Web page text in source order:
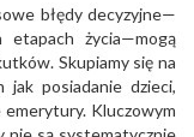
błędy decyzyjne—
etapach życia—mogą
Skupiamy się na
jak posiadanie dzieci,
Kluczowym